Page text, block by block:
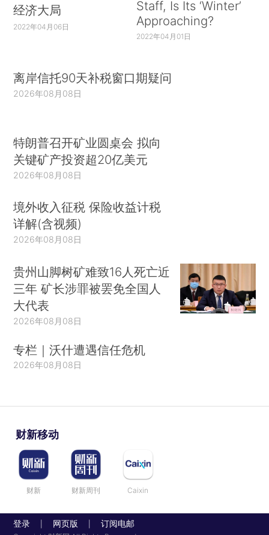
经济大局
2022年04月06日
Staff, Is Its ‘Winter’
Approaching?
2022年04月01日
离岸信托90天补税窗口期疑问
2026年08月08日
特朗普召开矿业圆桌会 拟向
关键矿产投资超20亿美元
2026年08月08日
境外收入征税 保险收益计税
详解(含视频)
2026年08月08日
贵州山脚树矿难致16人死亡近
三年 矿长涉罪被罢免全国人
大代表
2026年08月08日
专栏｜沃什遭遇信任危机
2026年08月08日
财新移动
财新 财新周刊 Caixin
登录 网页版 订阅电邮